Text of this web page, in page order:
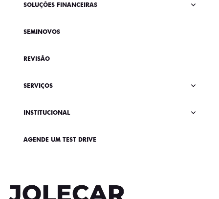
SOLUÇÕES FINANCEIRAS
SEMINOVOS
REVISÃO
SERVIÇOS
INSTITUCIONAL
AGENDE UM TEST DRIVE